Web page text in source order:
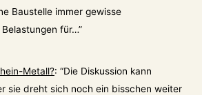
Baustelle immer gewisse
für…”
Metall?: “Die Diskussion kann
sie dreht sich noch ein bisschen weiter